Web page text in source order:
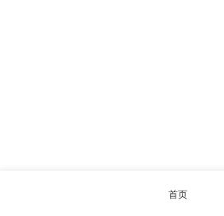
首页